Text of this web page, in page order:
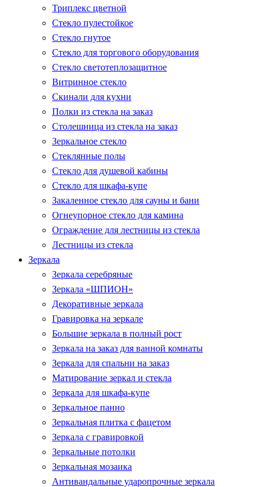
Триплекс цветной
Стекло пулестойкое
Стекло гнутое
Стекло для торгового оборудования
Стекло светотеплозащитное
Витринное стекло
Скинали для кухни
Полки из стекла на заказ
Столешница из стекла на заказ
Зеркальное стекло
Стеклянные полы
Стекло для душевой кабины
Стекло для шкафа-купе
Закаленное стекло для сауны и бани
Огнеупорное стекло для камина
Ограждение для лестницы из стекла
Лестницы из стекла
Зеркала
Зеркала серебряные
Зеркала «ШПИОН»
Декоративные зеркала
Гравировка на зеркале
Большие зеркала в полный рост
Зеркала на заказ для ванной комнаты
Зеркала для спальни на заказ
Матирование зеркал и стекла
Зеркала для шкафа-купе
Зеркальное панно
Зеркальная плитка с фацетом
Зеркала с гравировкой
Зеркальные потолки
Зеркальная мозаика
Антивандальные ударопрочные зеркала